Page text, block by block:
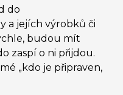
do
a jejích výrobků či
budou mít
zaspí o ni přijdou.
„kdo je připraven,